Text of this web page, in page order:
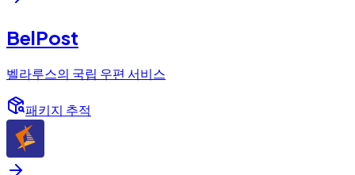
BelPost
벨라루스의 국립 우편 서비스
패키지 추적